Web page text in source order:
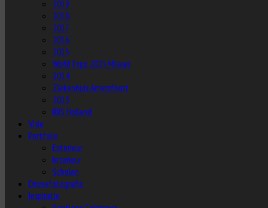
2019
2018
2017
2016
2015
World Expo 2015 Milaan
2014
Ziekenhuis Amersfoort
2013
IBIS Holland
Visie
Portfolio
Exterieur
Interieur
Scholen
Dronefotografie
Inspiratie